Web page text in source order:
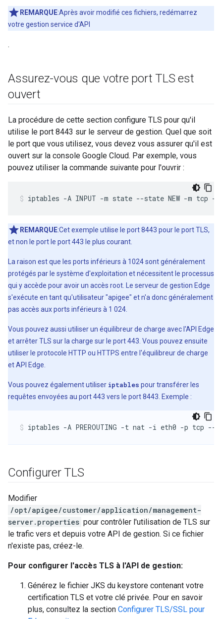
REMARQUE:Après avoir modifié ces fichiers, redémarrez
votre gestion service d'API
.
Assurez-vous que votre port TLS est
ouvert
La procédure de cette section configure TLS pour qu'il
utilise le port 8443 sur le serveur de gestion. Quel que soit
le port que vous utilisez, vous devez vous assurer qu'il est
ouvert sur la console Google Cloud. Par exemple, vous
pouvez utiliser la commande suivante pour l'ouvrir :
iptables -A INPUT -m state --state NEW -m tcp -
REMARQUE:Cet exemple utilise le port 8443 pour le port TLS,
et non le port le port 443 le plus courant.
La raison est que les ports inférieurs à 1024 sont généralement
protégés par le système d'exploitation et nécessitent le processus
qui y accède pour avoir un accès root. Le serveur de gestion Edge
s'exécute en tant qu'utilisateur "apigee" et n'a donc généralement
pas accès aux ports inférieurs à 1 024.
Vous pouvez aussi utiliser un équilibreur de charge avec l'API Edge
et arrêter TLS sur la charge sur le port 443. Vous pouvez ensuite
utiliser le protocole HTTP ou HTTPS entre l'équilibreur de charge
et API Edge.
Vous pouvez également utiliser iptables pour transférer les
requêtes envoyées au port 443 vers le port 8443. Exemple :
iptables -A PREROUTING -t nat -i eth0 -p tcp --
Configurer TLS
Modifier
/opt/apigee/customer/application/management-
server.properties pour contrôler l'utilisation de TLS sur
le trafic vers et depuis votre API de gestion. Si ce fichier
n'existe pas, créez-le.
Pour configurer l'accès TLS à l'API de gestion:
Générez le fichier JKS du keystore contenant votre
certification TLS et votre clé privée. Pour en savoir
plus, consultez la section Configurer TLS/SSL pour